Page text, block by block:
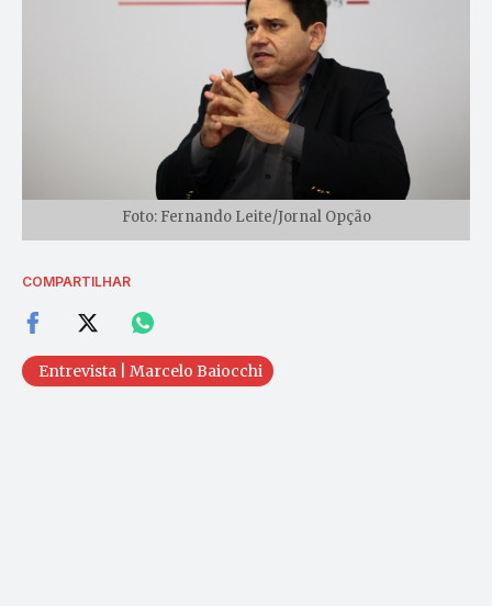
Foto: Fernando Leite/Jornal Opção
COMPARTILHAR
Entrevista | Marcelo Baiocchi